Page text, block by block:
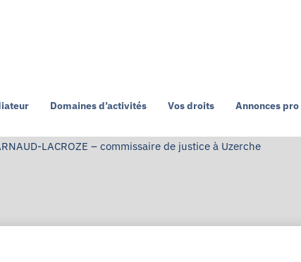
Domaines d’activités Vos droits Annonces pro
LACROZE – commissaire de justice à Uzerche